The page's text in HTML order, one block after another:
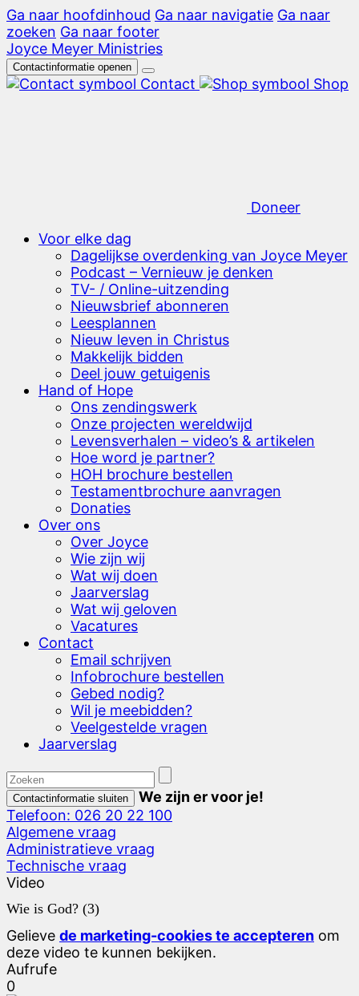
Ga naar hoofdinhoud Ga naar navigatie Ga naar
zoeken Ga naar footer
Joyce Meyer Ministries
Contactinformatie openen
Contact Shop
Doneer
Voor elke dag
Dagelijkse overdenking van Joyce Meyer
Podcast – Vernieuw je denken
TV- / Online-uitzending
Nieuwsbrief abonneren
Leesplannen
Nieuw leven in Christus
Makkelijk bidden
Deel jouw getuigenis
Hand of Hope
Ons zendingswerk
Onze projecten wereldwijd
Levensverhalen – video’s & artikelen
Hoe word je partner?
HOH brochure bestellen
Testamentbrochure aanvragen
Donaties
Over ons
Over Joyce
Wie zijn wij
Wat wij doen
Jaarverslag
Wat wij geloven
Vacatures
Contact
Email schrijven
Infobrochure bestellen
Gebed nodig?
Wil je meebidden?
Veelgestelde vragen
Jaarverslag
Contactinformatie sluiten
We zijn er voor je!
Telefoon: 026 20 22 100
Algemene vraag
Administratieve vraag
Technische vraag
Video
Wie is God? (3)
Gelieve de marketing-cookies te accepteren om
deze video te kunnen bekijken.
Aufrufe
0